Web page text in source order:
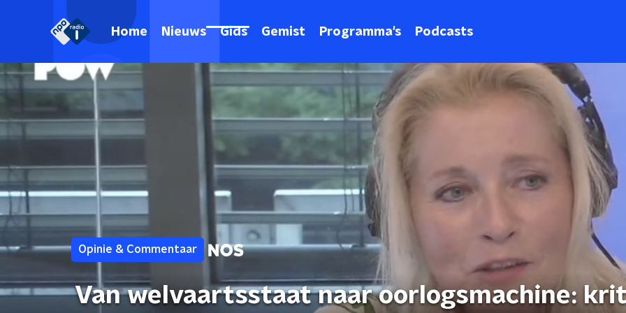
Home Nieuws Gids Gemist Programma's Podcasts
Opinie & Commentaar
Van welvaartsstaat naar oorlogsmachine: